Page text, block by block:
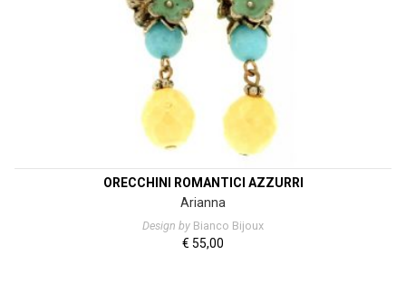
ORECCHINI ROMANTICI AZZURRI
Arianna
Design by Bianco Bijoux
€ 55,00